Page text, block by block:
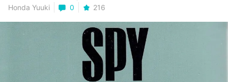
Honda Yuuki
0 216